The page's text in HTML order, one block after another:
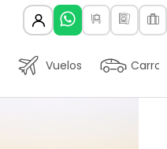
Vuelos Carros